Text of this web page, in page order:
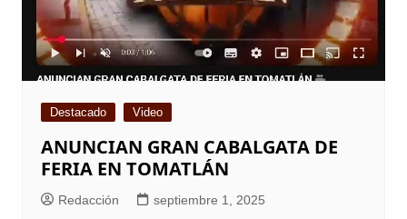
Destacado Video
ANUNCIAN GRAN CABALGATA DE
FERIA EN TOMATLÁN
Redacción septiembre 1, 2025